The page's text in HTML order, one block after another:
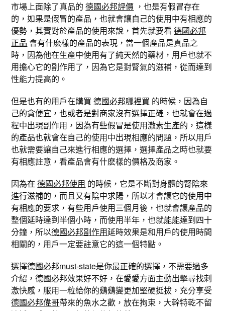
市場上面除了真品的德國必邦評價 ，也是有假冒存在
的，如果是假冒的產品，也就會讓自己的使用中有相應的
優勢，其實對於產品的使用來說，首先就要看德國必邦
正品 會有什麽樣的產品的表現，當一個產品是真品之
時，因為他在生產中使用有了純天然的藥材，用戶也就不
用擔心它的副作用了，因為它是對腎氣的滋補，從而達到
性能力提高的。
但是也有的用戶在購買德國必邦哪裡買 的時候，因為自
己的貪便宜，也或者是對商家沒有選擇正確，也就會在過
程中出現副作用，因為有些假冒是使用激素生產的，這樣
的產品也就會在自己的使用中出現相應的問題，所以用戶
也就需要讓自己來進行相應的選擇，選擇產品之時也就要
有相應註意，看產品會有什麽樣的價格及商家。
因為在德國必邦使用 的時候，它是不斷對身體的腎陰來
進行滋補的，而且又有陰中求陽，所以才會讓它的使用中
有相應的要求，有些用戶使用三個月後，也就會讓產品的
整個延時達到半個小時，而使用半年，也就能能達到四十
分鐘，所以德國必邦副作用延時效果是和用戶的使用時間
相關的，用戶一定要註意它的這一個特點。
選擇德國必邦must-state是你最正確的選擇，不需要過多
介紹，德國必邦效果好不好，在愛愛方面主動出擊尋找刺
激快感，服用一粒給你的鷄鷄變更加堅硬挺拔，充分享受
德國必邦偉哥帶來的魚水之歡，放在拘束，大幹特乾不留